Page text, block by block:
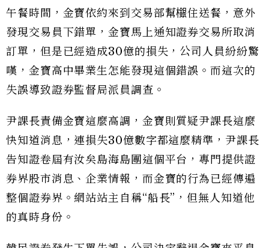
午餐時間，金寶依約來到交易部幫檭住送餐，意外
發現交易員下錯單，金寶馬上通知證券交易所取消
訂單，但是已經造成30億的損失，公司人員紛紛驚
嘆，金寶高中畢業生怎能發現這個錯誤。而這次的
失誤導致證券監督局派員調查。
尹課長責備金寶這麼高調，金寶則質疑尹課長這麼
快知道消息，連損失30億數字都這麼精準，尹課長
告知證卷屆有汝矣島海島團這個平台，專門提供證
券界股市消息、企業情報，而金寶的行為已經傳遍
整個證券界。網站站主自稱“船長”，但無人知道他
的真時身份。